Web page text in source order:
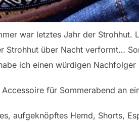
war letztes Jahr der Strohhut.
Strohhut über Nacht verformt…
ich einen würdigen
für Sommerabend an
aufgeknöpftes Hemd, Shorts,